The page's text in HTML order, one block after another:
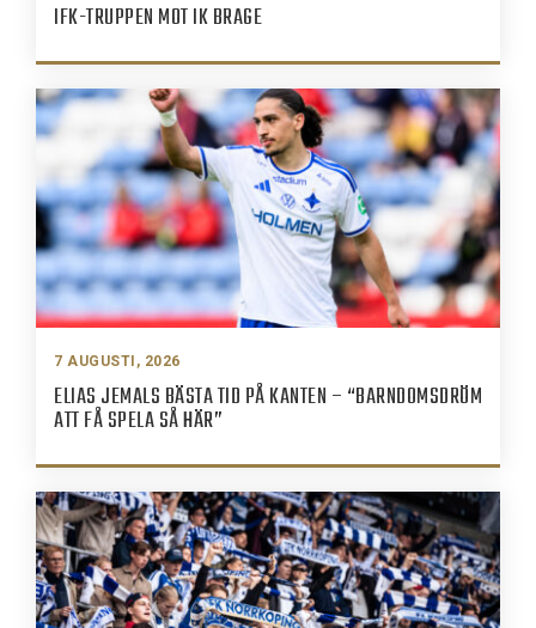
IFK-TRUPPEN MOT IK BRAGE
7 AUGUSTI, 2026
ELIAS JEMALS BÄSTA TID PÅ KANTEN – “BARNDOMSDRÖM
ATT FÅ SPELA SÅ HÄR”